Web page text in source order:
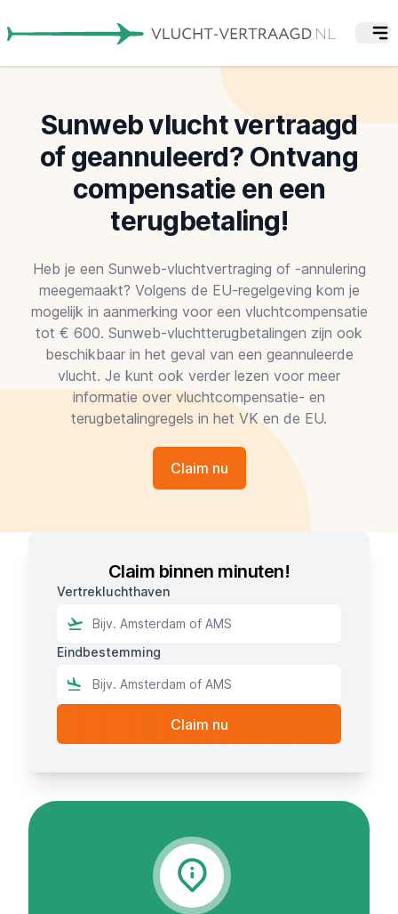
Sunweb vlucht vertraagd
of geannuleerd? Ontvang
compensatie en een
terugbetaling!
Heb je een Sunweb-vluchtvertraging of -annulering
meegemaakt? Volgens de EU-regelgeving kom je
mogelijk in aanmerking voor een vluchtcompensatie
tot € 600. Sunweb-vluchtterugbetalingen zijn ook
beschikbaar in het geval van een geannuleerde
vlucht. Je kunt ook verder lezen voor meer
informatie over vluchtcompensatie- en
terugbetalingregels in het VK en de EU.
Claim nu
Claim binnen minuten!
Vertrekluchthaven
Eindbestemming